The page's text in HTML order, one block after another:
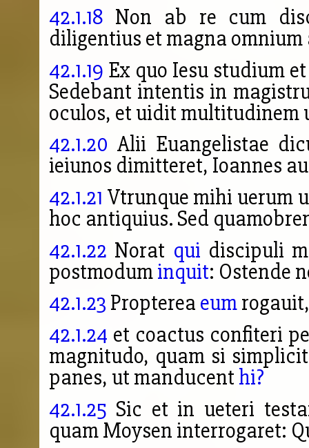
42.1.18 Non ab re cum
diligentius et magna
42.1.19 Ex quo Iesu studium
Sedebant intentis in
oculos, et uidit multitudinem
42.1.20 Alii Euangelistae
ieiunos dimitteret, Ioannes
42.1.21 Vtrunque mihi uerum
hoc antiquius. Sed
42.1.22 Norat qui discipuli
postmoduminquit: Ostende
42.1.23 Propterea eum
42.1.24 et coactus confiteri
magnitudo, quam si
panes, ut manducent hi?
42.1.25 Sic et in ueteri
quam Moysen interrogaret: